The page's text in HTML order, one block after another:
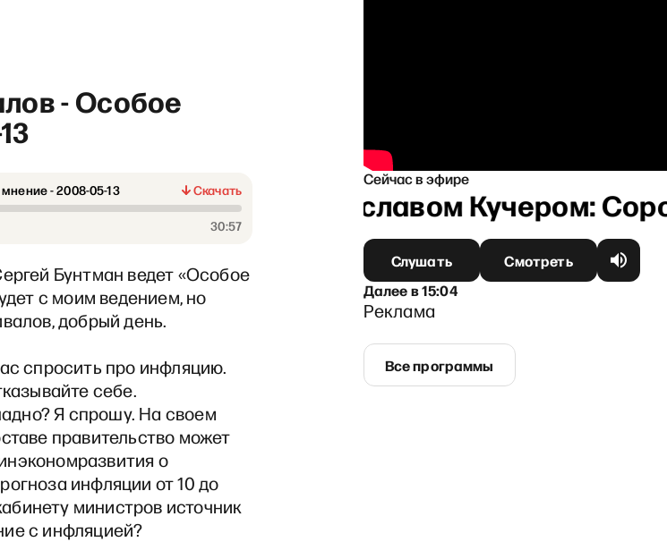
- Особое
- 2008-05-13
Скачать
30:57
Бунтман ведет «Особое
с моим ведением, но
добрый день.
спросить про инфляцию.
себе.
Я спрошу. На своем
правительство может
о
инфляции от 10 до
министров источник
с инфляцией?
Сейчас в эфире
Ларина» со Станиславом Кучером:
Слушать
Смотреть
Далеев15:04
Реклама
Все программы